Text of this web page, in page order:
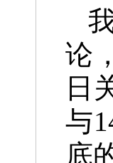
论
日
与
底